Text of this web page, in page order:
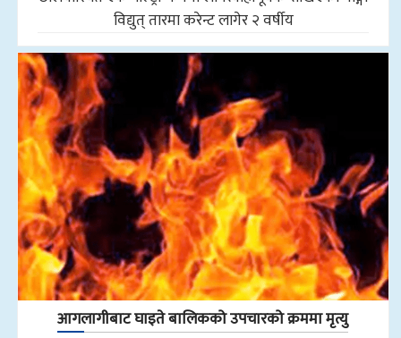
विद्युत् तारमा करेन्ट लागेर २ वर्षीय
आगलागीबाट घाइते बालिकको उपचारको क्रममा मृत्यु